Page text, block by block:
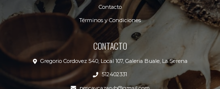
Contacto
Términos y Condiciones
CONTACTO
Gregorio Cordovez 540, Local 107, Galeria Buale, La Serena
512402331